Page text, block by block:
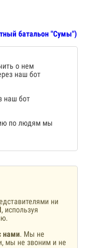
батальон "Сумы")
о нем
наш бот
наш бот
по людям мы
ни
, используя
нами. Мы не
мы не звоним и не